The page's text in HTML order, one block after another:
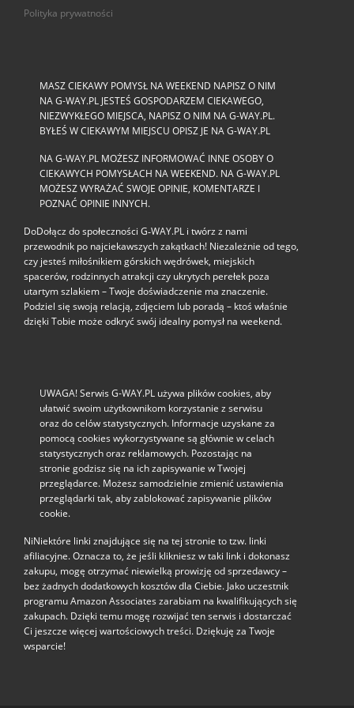
Polityka prywatności
MASZ CIEKAWY POMYSŁ NA WEEKEND NAPISZ O NIM
NA G-WAY.PL JESTEŚ GOSPODARZEM CIEKAWEGO,
NIEZWYKŁEGO MIEJSCA, NAPISZ O NIM NA G-WAY.PL.
BYŁEŚ W CIEKAWYM MIEJSCU OPISZ JE NA G-WAY.PL
NA G-WAY.PL MOŻESZ INFORMOWAĆ INNE OSOBY O
CIEKAWYCH POMYSŁACH NA WEEKEND. NA G-WAY.PL
MOŻESZ WYRAŻAĆ SWOJE OPINIE, KOMENTARZE I
POZNAĆ OPINIE INNYCH.
DoDołącz do społeczności G‑WAY.PL i twórz z nami
przewodnik po najciekawszych zakątkach! Niezależnie od tego,
czy jesteś miłośnikiem górskich wędrówek, miejskich
spacerów, rodzinnych atrakcji czy ukrytych perełek poza
utartym szlakiem – Twoje doświadczenie ma znaczenie.
Podziel się swoją relacją, zdjęciem lub poradą – ktoś właśnie
dzięki Tobie może odkryć swój idealny pomysł na weekend.
UWAGA! Serwis G-WAY.PL używa plików cookies, aby
ułatwić swoim użytkownikom korzystanie z serwisu
oraz do celów statystycznych. Informacje uzyskane za
pomocą cookies wykorzystywane są głównie w celach
statystycznych oraz reklamowych. Pozostając na
stronie godzisz się na ich zapisywanie w Twojej
przeglądarce. Możesz samodzielnie zmienić ustawienia
przeglądarki tak, aby zablokować zapisywanie plików
cookie.
NiNiektóre linki znajdujące się na tej stronie to tzw. linki
afiliacyjne. Oznacza to, że jeśli klikniesz w taki link i dokonasz
zakupu, mogę otrzymać niewielką prowizję od sprzedawcy –
bez żadnych dodatkowych kosztów dla Ciebie. Jako uczestnik
programu Amazon Associates zarabiam na kwalifikujących się
zakupach. Dzięki temu mogę rozwijać ten serwis i dostarczać
Ci jeszcze więcej wartościowych treści. Dziękuję za Twoje
wsparcie!